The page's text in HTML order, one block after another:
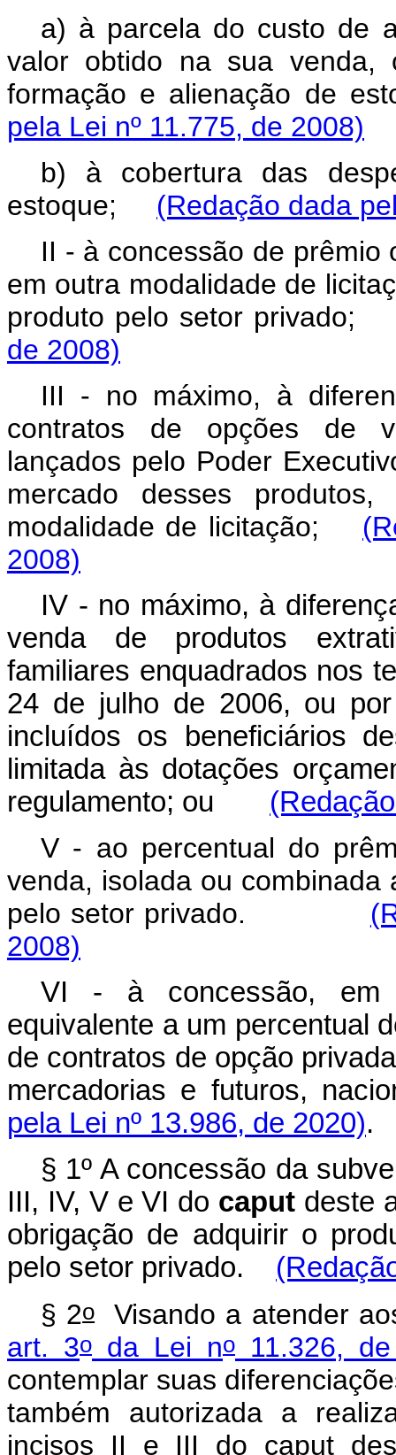
a) à parcela do custo de
valor obtido na sua venda,
formação e alienação de
pela Lei nº 11.775, de 2008)
b) à cobertura das
estoque; (Redação dada
II - à concessão de prêmio
em outra modalidade de
produto pelo setor
de 2008)
III - no máximo, à
contratos de opções de
lançados pelo Poder
mercado desses
modalidade de licitação;
2008)
IV - no máximo, à
venda de produtos
familiares enquadrados nos
24 de julho de 2006, ou
incluídos os beneficiários
limitada às dotações
regulamento; ou
V - ao percentual do
venda, isolada ou
pelo setor privado.
2008)
VI - à concessão, em
equivalente a um percentual
de contratos de opção
mercadorias e futuros,
pela Lei nº 13.986, de 2020).
§ 1º A concessão da
III, IV, V e VI do caput deste
obrigação de adquirir o
pelo setor privado.
§ 2oVisando a atender
art. 3o da Lei no 11.326,
contemplar suas
também autorizada a
incisos II e III do caput